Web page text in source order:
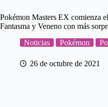
Pokémon Masters EX comienza
Fantasma y Veneno con más
Noticias
Pokémon
26 de octubre de 2021